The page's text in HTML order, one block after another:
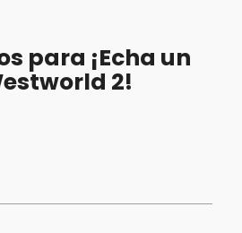
para ¡Echa un
2!